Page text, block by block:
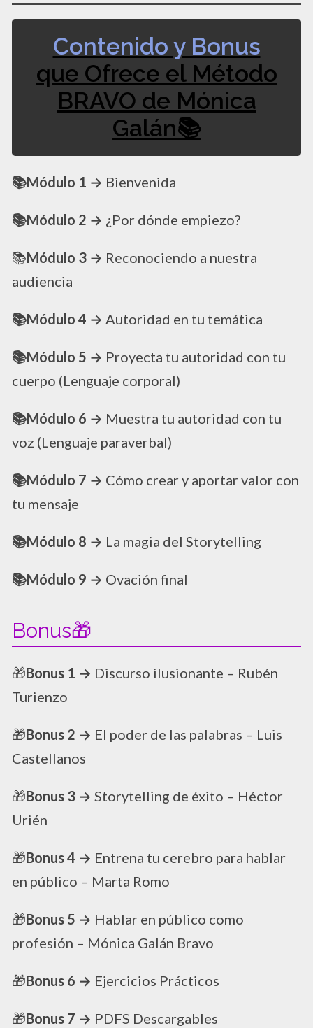
Contenido y Bonus
que Ofrece el Método
BRAVO de Mónica
Galán📚
📚Módulo 1 → Bienvenida
📚Módulo 2 → ¿Por dónde empiezo?
📚Módulo 3 → Reconociendo a nuestra
audiencia
📚Módulo 4 → Autoridad en tu temática
📚Módulo 5 → Proyecta tu autoridad con tu
cuerpo (Lenguaje corporal)
📚Módulo 6 → Muestra tu autoridad con tu
voz (Lenguaje paraverbal)
📚Módulo 7 → Cómo crear y aportar valor con
tu mensaje
📚Módulo 8 → La magia del Storytelling
📚Módulo 9 → Ovación final
Bonus🎁
🎁Bonus 1 → Discurso ilusionante – Rubén
Turienzo
🎁Bonus 2 → El poder de las palabras – Luis
Castellanos
🎁Bonus 3 → Storytelling de éxito – Héctor
Urién
🎁Bonus 4 → Entrena tu cerebro para hablar
en público – Marta Romo
🎁Bonus 5 → Hablar en público como
profesión – Mónica Galán Bravo
🎁Bonus 6 → Ejercicios Prácticos
🎁Bonus 7 → PDFS Descargables